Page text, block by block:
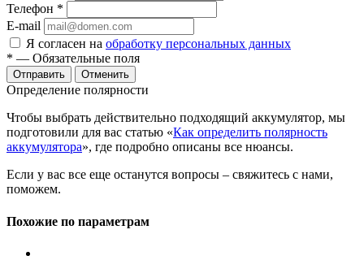
Телефон *
E-mail
Я согласен на обработку персональных данных
* — Обязательные поля
Отменить
Определение полярности
Чтобы выбрать действительно подходящий аккумулятор, мы
подготовили для вас статью «Как определить полярность
аккумулятора», где подробно описаны все нюансы.
Если у вас все еще останутся вопросы – свяжитесь с нами,
поможем.
Похожие по параметрам